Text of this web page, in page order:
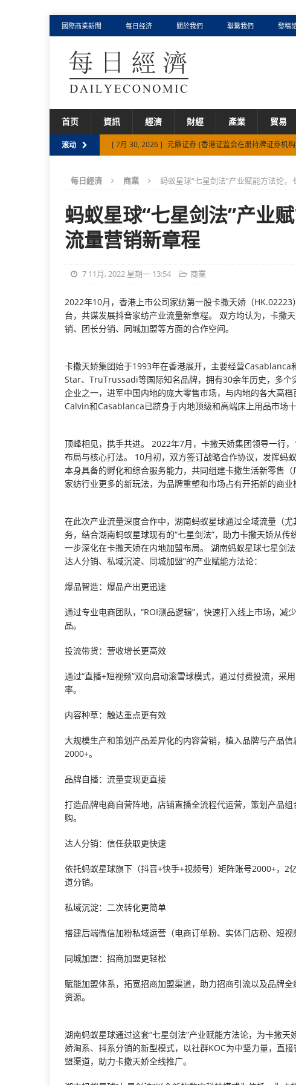
國際商業新聞 每日经济 關於我們 聯繫我們 發稿
首页 資訊 經濟 財經 產業 貿易
滚动 [ 7月 30, 2026 ] 元鼎证券 {香港证监会在册持牌证券机
[ 8月 5, 2026 ]
75%、494%背后，迈富时如何以 FDE
[ 8月 5, 2026 ]
从Palantir、智谱、迈富时，看AI圈的卡
[ 8月 3, 2026 ] AI产业深水区，一探迈富时涨超15%、
每日經濟 商業 蚂蚁星球“七星剑法”产业赋能方法论
蚂蚁星球“七星剑法”产业
流量营销新章程
7 11月, 2022 星期一 13:54 商業
2022年10月，香港上市公司家纺第一股卡撒天娇（
台，共谋发展抖音家纺产业流量新章程。 双方均认为，卡撒
销、团长分销、同城加盟等方面的合作空间。
卡撒天娇集团始于1993年在香港展开，主要经营
Star、TruTrussadi等国际知名品牌，拥有30余年历史，多
企业之一，进军中国内地的庞大零售市场，与内地的各大高
Calvin和Casablanca已跻身于内地顶级和高端床上用品市场十
顶峰相见，携手共进。 2022年7月，卡撒天娇集团领导一行
布局与核心打法。 10月初，双方签订战略合作协议，发挥蚂
本身具备的孵化和综合服务能力，共同组建卡撒生活新零售
家纺行业更多的新玩法，为品牌重塑和市场占有开拓新的商业
在此次产业流量深度合作中，湖南蚂蚁星球通过全域流量（
务，结合湖南蚂蚁星球现有的“七星剑法”，助力卡撒天娇从
一步深化在卡撒天娇在内地加盟布局。 湖南蚂蚁星球七星剑
达人分销、私域沉淀、同城加盟”的产业赋能方法论：
爆品智造：爆品产出更迅速
通过专业电商团队，“ROI测品逻辑”，快速打入线上市场，
品。
投流带货：营收增长更高效
通过“直播+短视频”双向启动滚雪球模式，通过付费投流，采
率。
内容种草：触达重点更有效
大规模生产和策划产品差异化的内容营销，植入品牌与产品
2000+。
品牌自播：流量变现更直接
打造品牌电商自营阵地，店铺直播全流程代运营，策划产品
购。
达人分销：信任获取更快速
依托蚂蚁星球旗下（抖音+快手+视频号）矩阵账号2000+，2
道分销。
私域沉淀：二次转化更简单
搭建后端微信加粉私域运营（电商订单粉、实体门店粉、短
同城加盟：招商加盟更轻松
赋能加盟体系，拓宽招商加盟渠道，助力招商引流以及品牌
资源。
湖南蚂蚁星球通过这套“七星剑法”产业赋能方法论，为卡撒
娇淘系、抖系分销的新型模式，以社群KOC为中坚力量，直
盟渠道，助力卡撒天娇全线推广。